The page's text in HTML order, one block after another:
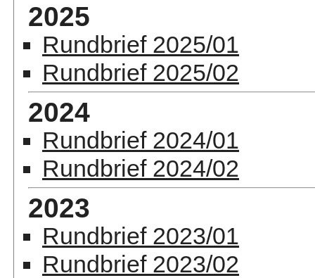
2025
Rundbrief 2025/01
Rundbrief 2025/02
2024
Rundbrief 2024/01
Rundbrief 2024/02
2023
Rundbrief 2023/01
Rundbrief 2023/02